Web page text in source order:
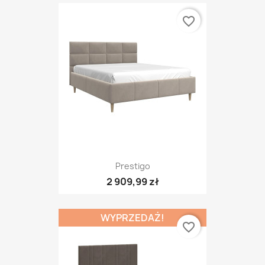
Prestigo
2 909,99 zł
favorite_border
WYPRZEDAŻ!
favorite_border